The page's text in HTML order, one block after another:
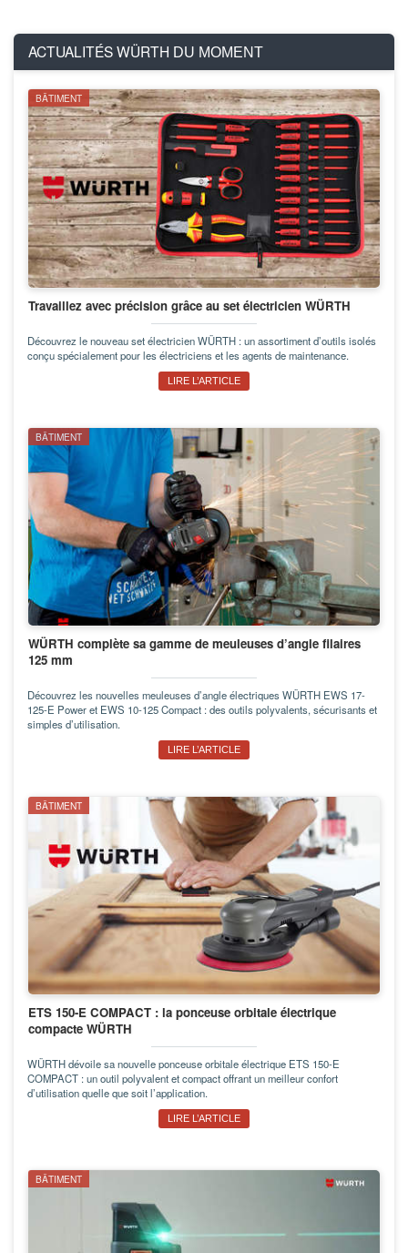
ACTUALITÉS WÜRTH DU MOMENT
BÂTIMENT
Travaillez avec précision grâce au set électricien WÜRTH
Découvrez le nouveau set électricien WÜRTH : un assortiment d’outils isolés
conçu spécialement pour les électriciens et les agents de maintenance.
LIRE L’ARTICLE
BÂTIMENT
WÜRTH complète sa gamme de meuleuses d’angle filaires
125 mm
Découvrez les nouvelles meuleuses d’angle électriques WÜRTH EWS 17-
125-E Power et EWS 10-125 Compact : des outils polyvalents, sécurisants et
simples d’utilisation.
LIRE L’ARTICLE
BÂTIMENT
ETS 150-E COMPACT : la ponceuse orbitale électrique
compacte WÜRTH
WÜRTH dévoile sa nouvelle ponceuse orbitale électrique ETS 150-E
COMPACT : un outil polyvalent et compact offrant un meilleur confort
d’utilisation quelle que soit l’application.
LIRE L’ARTICLE
BÂTIMENT